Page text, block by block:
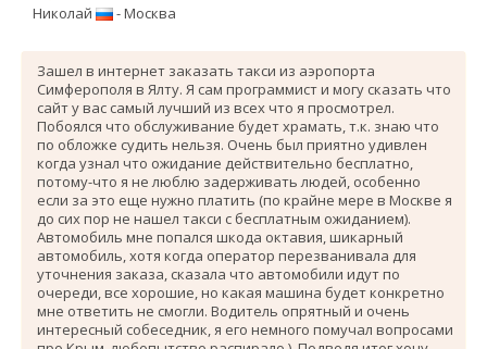
Николай - Москва
Зашел в интернет заказать такси из аэропорта
Симферополя в Ялту. Я сам программист и могу сказать что
сайт у вас самый лучший из всех что я просмотрел.
Побоялся что обслуживание будет храмать, т.к. знаю что
по обложке судить нельзя. Очень был приятно удивлен
когда узнал что ожидание действительно бесплатно,
потому-что я не люблю задерживать людей, особенно
если за это еще нужно платить (по крайне мере в Москве я
до сих пор не нашел такси с бесплатным ожиданием).
Автомобиль мне попался шкода октавия, шикарный
автомобиль, хотя когда оператор перезванивала для
уточнения заказа, сказала что автомобили идут по
очереди, все хорошие, но какая машина будет конкретно
мне ответить не смогли. Водитель опрятный и очень
интересный собеседник, я его немного помучал вопросами